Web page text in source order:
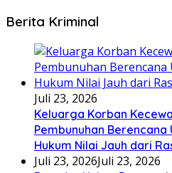
Berita Kriminal
Juli 23, 2026
Keluarga Korban
Pembunuhan Berencana
Hukum Nilai Jauh dari
Juli 23, 2026Juli 23, 2026